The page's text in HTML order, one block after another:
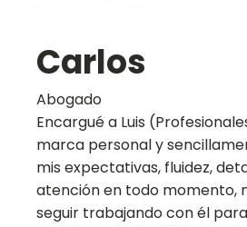
Carlos
Abogado
Encargué a Luis
marca personal y
mis expectativas, fluidez,
atención en todo momento,
seguir trabajando con él